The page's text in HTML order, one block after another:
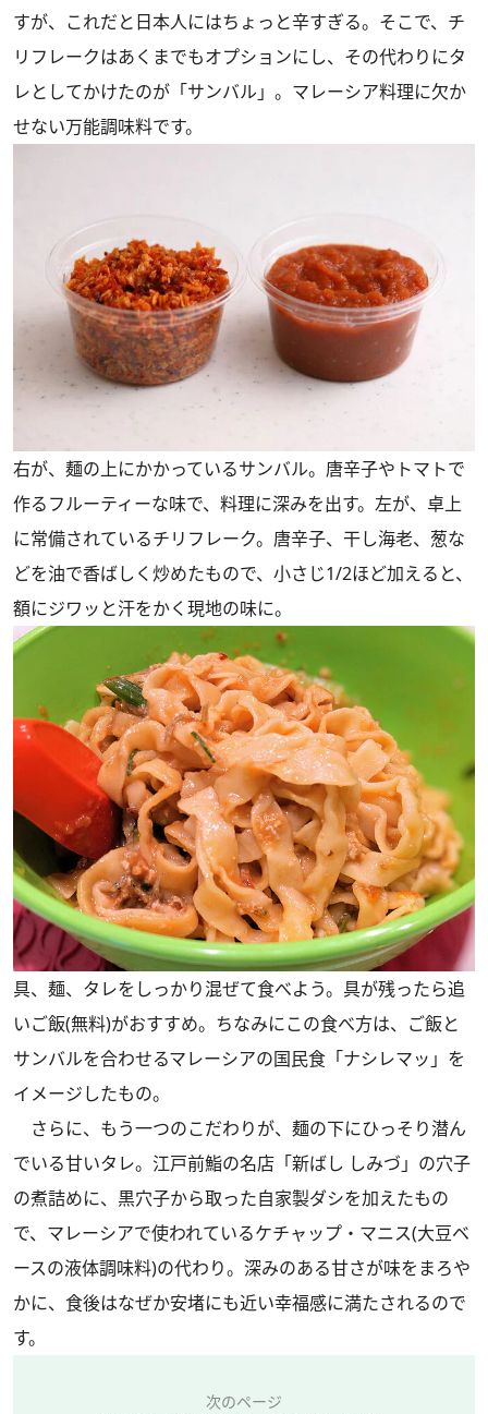
すが、これだと日本人にはちょっと辛すぎる。そこで、チ
リフレークはあくまでもオプションにし、その代わりにタ
レとしてかけたのが 「サンバル」 。マレーシア料理に欠か
せない万能調味料です。
右が、麺の上にかかっているサンバル。唐辛子やトマトで
作るフルーティーな味で、料理に深みを出す。左が、卓上
に常備されているチリフレーク。唐辛子、干し海老、葱な
どを油で香ばしく炒めたもので、小さじ1/2ほど加えると、
額にジワッと汗をかく現地の味に。
具、麺、タレをしっかり混ぜて食べよう。具が残ったら追
いご飯(無料)がおすすめ。ちなみにこの食べ方は、ご飯と
サンバルを合わせるマレーシアの国民食「ナシレマッ」を
イメージしたもの。
さらに、もう一つのこだわりが、麺の下にひっそり潜ん
でいる甘いタレ。江戸前鮨の名店「新ばし しみづ」の穴子
の煮詰めに、黒穴子から取った自家製ダシを加えたもの
で、マレーシアで使われているケチャップ・マニス(大豆ベ
ースの液体調味料)の代わり。深みのある甘さが味をまろや
かに、食後はなぜか安堵にも近い幸福感に満たされるので
す。
次のページ